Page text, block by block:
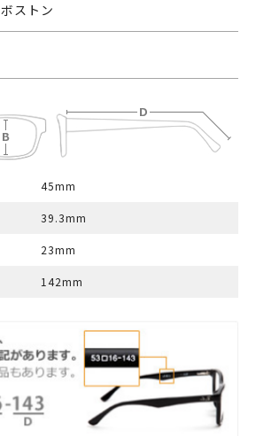
ボストン
45mm
39.3mm
23mm
142mm